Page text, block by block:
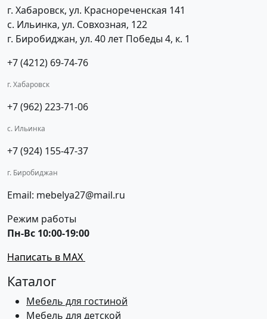
г. Хабаровск, ул. Краснореченская 141
с. Ильинка, ул. Совхозная, 122
г. Биробиджан, ул. 40 лет Победы 4, к. 1
+7 (4212) 69-74-76
г. Хабаровск
+7 (962) 223-71-06
с. Ильинка
+7 (924) 155-47-37
г. Биробиджан
Email: mebelya27@mail.ru
Режим работы
Пн-Вс 10:00-19:00
Написать в MAX
Каталог
Мебель для гостиной
Мебель для детской